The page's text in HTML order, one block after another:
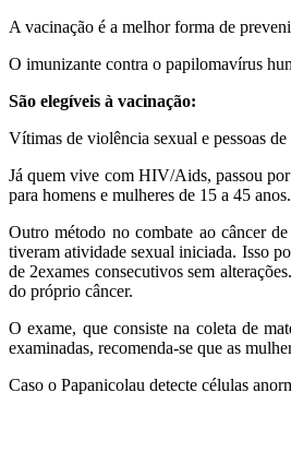
A vacinação é a melhor forma de
O imunizante contra o papilomavírus
São elegíveis à vacinação:
Vítimas de violência sexual e pessoas
Já quem vive com HIV/Aids, passou por
para homens e mulheres de 15 a 45 anos.
Outro método no combate ao câncer
tiveram atividade sexual iniciada. Isso
de 2exames consecutivos sem
do próprio câncer.
O exame, que consiste na coleta de
examinadas, recomenda-se que as
Caso o Papanicolau detecte células